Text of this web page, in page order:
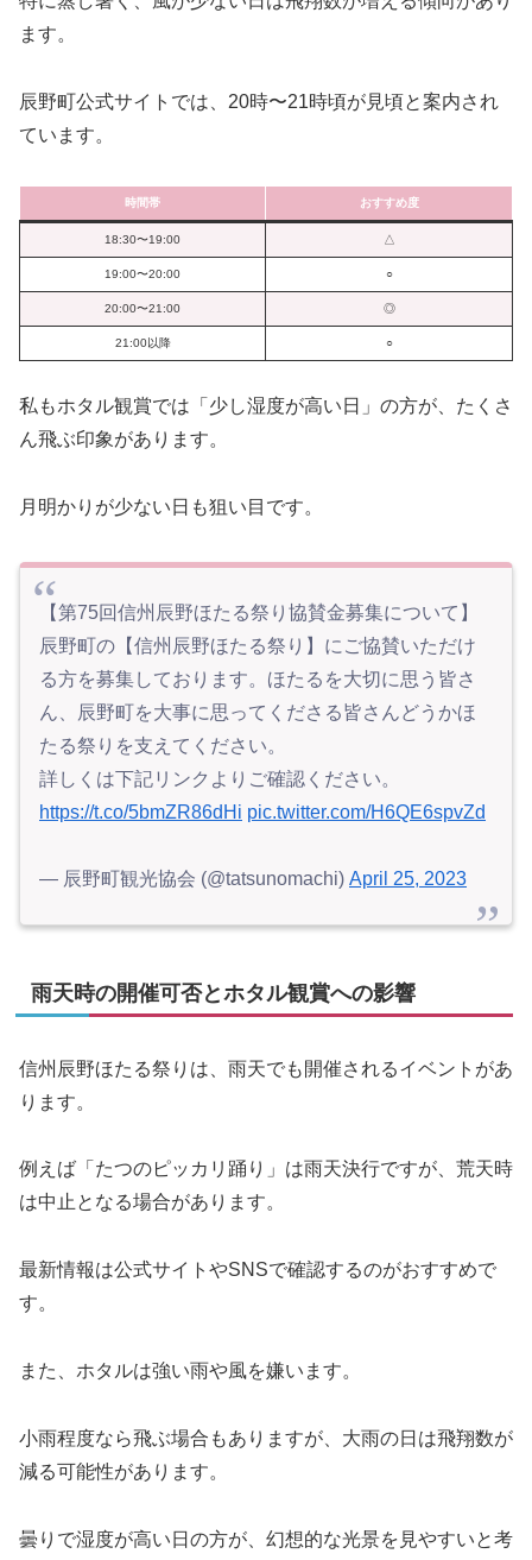
ます。
辰野町公式サイトでは、20時〜21時頃が見頃と案内され
ています。
時間帯 おすすめ度
18:30〜19:00 △
19:00〜20:00 ○
20:00〜21:00 ◎
21:00以降 ○
私もホタル観賞では「少し湿度が高い日」の方が、たくさ
ん飛ぶ印象があります。
月明かりが少ない日も狙い目です。
【第75回信州辰野ほたる祭り協賛金募集について】
辰野町の【信州辰野ほたる祭り】にご協賛いただけ
る方を募集しております。ほたるを大切に思う皆さ
ん、辰野町を大事に思ってくださる皆さんどうかほ
たる祭りを支えてください。
詳しくは下記リンクよりご確認ください。
https://t.co/5bmZR86dHi pic.twitter.com/H6QE6spvZd
— 辰野町観光協会 (@tatsunomachi) April 25, 2023
雨天時の開催可否とホタル観賞への影響
信州辰野ほたる祭りは、雨天でも開催されるイベントがあ
ります。
例えば「たつのピッカリ踊り」は雨天決行ですが、荒天時
は中止となる場合があります。
最新情報は公式サイトやSNSで確認するのがおすすめで
す。
また、ホタルは強い雨や風を嫌います。
小雨程度なら飛ぶ場合もありますが、大雨の日は飛翔数が
減る可能性があります。
曇りで湿度が高い日の方が、幻想的な光景を見やすいと考